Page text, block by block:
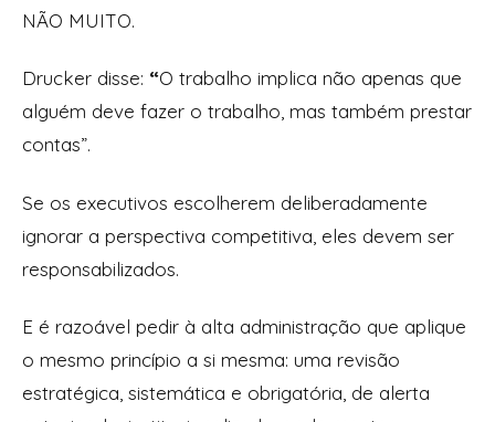
NÃO MUITO.
Drucker disse: “O trabalho implica não apenas que
alguém deve fazer o trabalho, mas também prestar
contas”.
Se os executivos escolherem deliberadamente
ignorar a perspectiva competitiva, eles devem ser
responsabilizados.
E é razoável pedir à alta administração que aplique
o mesmo princípio a si mesma: uma revisão
estratégica, sistemática e obrigatória, de alerta